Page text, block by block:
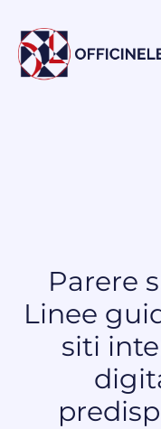
Parere
Linee
siti